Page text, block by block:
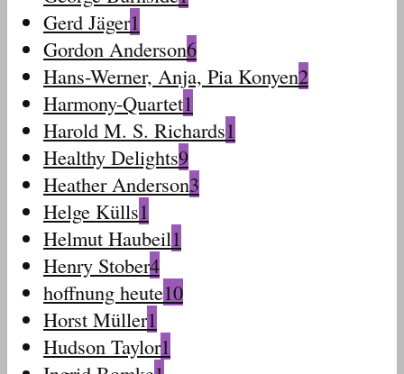
Gerd Jäger1
Gordon Anderson6
Hans-Werner, Anja, Pia Konyen2
Harmony-Quartet1
Harold M. S. Richards1
Healthy Delights9
Heather Anderson3
Helge Külls1
Helmut Haubeil1
Henry Stober4
hoffnung heute10
Horst Müller1
Hudson Taylor1